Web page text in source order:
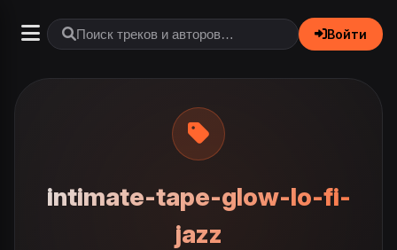
Войти
intimate-tape-glow-lo-fi-
jazz